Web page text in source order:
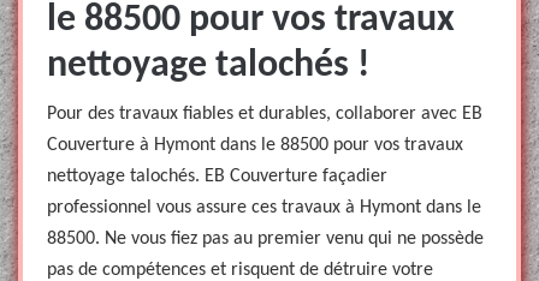
le 88500 pour vos travaux
nettoyage talochés !
Pour des travaux fiables et durables, collaborer avec EB
Couverture à Hymont dans le 88500 pour vos travaux
nettoyage talochés. EB Couverture façadier
professionnel vous assure ces travaux à Hymont dans le
88500. Ne vous fiez pas au premier venu qui ne possède
pas de compétences et risquent de détruire votre